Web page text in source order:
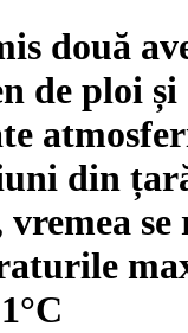
două
de ploi și
din
se